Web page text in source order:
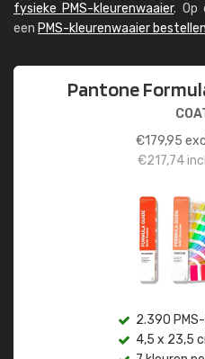
fysieke PMS-kleurenwaaier. Op
een PMS-kleurenwaaier bestellen
Pantone
€179,95
€217,74
2.390
4,5 x 23,5